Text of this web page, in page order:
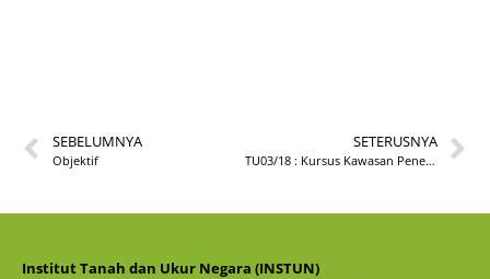
SEBELUMNYA
Objektif
SETERUSNYA
TU03/18 : Kursus Kawasan Penempatan Berkelompok Di Bawah Akta Tanah (Kawasan Penempatan Berkelompok) 1960 Bilangan 1
Institut Tanah dan Ukur Negara (INSTUN)